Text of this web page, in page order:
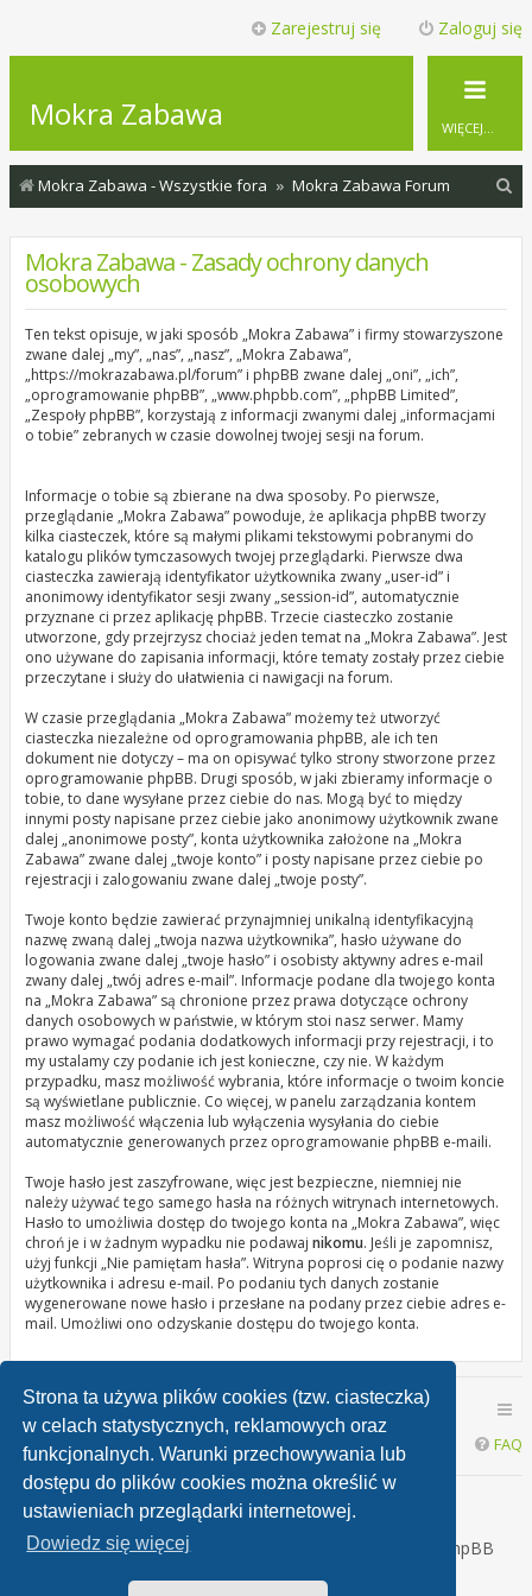
Strona ta używa plików cookies (tzw. ciasteczka)
w celach statystycznych, reklamowych oraz
funkcjonalnych. Warunki przechowywania lub
dostępu do plików cookies można określić w
ustawieniach przeglądarki internetowej.
Dowiedz się więcej
Zaloguj się
Zarejestruj się
Mokra Zabawa WIĘCEJ…
Mokra Zabawa - Wszystkie fora Mokra Zabawa Forum
Mokra Zabawa - Zasady ochrony danych
osobowych
Ten tekst opisuje, w jaki sposób „Mokra Zabawa” i firmy stowarzyszone
zwane dalej „my”, „nas”, „nasz”, „Mokra Zabawa”,
„https://mokrazabawa.pl/forum” i phpBB zwane dalej „oni”, „ich”,
„oprogramowanie phpBB”, „www.phpbb.com”, „phpBB Limited”,
„Zespoły phpBB”, korzystają z informacji zwanymi dalej „informacjami
o tobie” zebranych w czasie dowolnej twojej sesji na forum.
Informacje o tobie są zbierane na dwa sposoby. Po pierwsze,
przeglądanie „Mokra Zabawa” powoduje, że aplikacja phpBB tworzy
kilka ciasteczek, które są małymi plikami tekstowymi pobranymi do
katalogu plików tymczasowych twojej przeglądarki. Pierwsze dwa
ciasteczka zawierają identyfikator użytkownika zwany „user-id” i
anonimowy identyfikator sesji zwany „session-id”, automatycznie
przyznane ci przez aplikację phpBB. Trzecie ciasteczko zostanie
utworzone, gdy przejrzysz chociaż jeden temat na „Mokra Zabawa”. Jest
ono używane do zapisania informacji, które tematy zostały przez ciebie
przeczytane i służy do ułatwienia ci nawigacji na forum.
W czasie przeglądania „Mokra Zabawa” możemy też utworzyć
ciasteczka niezależne od oprogramowania phpBB, ale ich ten
dokument nie dotyczy – ma on opisywać tylko strony stworzone przez
oprogramowanie phpBB. Drugi sposób, w jaki zbieramy informacje o
tobie, to dane wysyłane przez ciebie do nas. Mogą być to między
innymi posty napisane przez ciebie jako anonimowy użytkownik zwane
dalej „anonimowe posty”, konta użytkownika założone na „Mokra
Zabawa” zwane dalej „twoje konto” i posty napisane przez ciebie po
rejestracji i zalogowaniu zwane dalej „twoje posty”.
Twoje konto będzie zawierać przynajmniej unikalną identyfikacyjną
nazwę zwaną dalej „twoja nazwa użytkownika”, hasło używane do
logowania zwane dalej „twoje hasło” i osobisty aktywny adres e-mail
zwany dalej „twój adres e-mail”. Informacje podane dla twojego konta
na „Mokra Zabawa” są chronione przez prawa dotyczące ochrony
danych osobowych w państwie, w którym stoi nasz serwer. Mamy
prawo wymagać podania dodatkowych informacji przy rejestracji, i to
my ustalamy czy podanie ich jest konieczne, czy nie. W każdym
przypadku, masz możliwość wybrania, które informacje o twoim koncie
są wyświetlane publicznie. Co więcej, w panelu zarządzania kontem
masz możliwość włączenia lub wyłączenia wysyłania do ciebie
automatycznie generowanych przez oprogramowanie phpBB e-maili.
Twoje hasło jest zaszyfrowane, więc jest bezpieczne, niemniej nie
należy używać tego samego hasła na różnych witrynach internetowych.
Hasło to umożliwia dostęp do twojego konta na „Mokra Zabawa”, więc
chroń je i w żadnym wypadku nie podawaj nikomu. Jeśli je zapomnisz,
użyj funkcji „Nie pamiętam hasła”. Witryna poprosi cię o podanie nazwy
użytkownika i adresu e-mail. Po podaniu tych danych zostanie
wygenerowane nowe hasło i przesłane na podany przez ciebie adres e-
mail. Umożliwi ono odzyskanie dostępu do twojego konta.
Mokra Zabawa - Wszystkie fora
Mokra Zabawa Forum
FAQ
Dzisiaj jest 08 sierpnia 2026, 05:51 - sob
Technologię dostarcza
® Forum Software © phpBB